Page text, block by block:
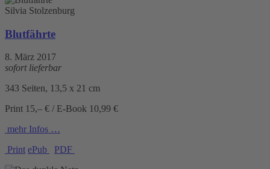
Silvia Stolzenburg
Blutfährte
8. März 2017
sofort lieferbar
343 Seiten, 13,5 x 21 cm
Print 15,– € / E-Book 10,99 €
mehr Infos …
Print ePub PDF